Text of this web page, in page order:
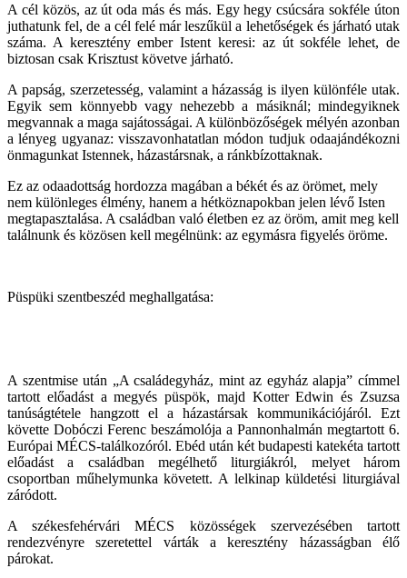
A cél közös, az út oda más és más. Egy hegy csúcsára sokféle úton
juthatunk fel, de a cél felé már leszűkül a lehetőségek és járható utak
száma. A keresztény ember Istent keresi: az út sokféle lehet, de
biztosan csak Krisztust követve járható.
A papság, szerzetesség, valamint a házasság is ilyen különféle utak.
Egyik sem könnyebb vagy nehezebb a másiknál; mindegyiknek
megvannak a maga sajátosságai. A különbözőségek mélyén azonban
a lényeg ugyanaz: visszavonhatatlan módon tudjuk odaajándékozni
önmagunkat Istennek, házastársnak, a ránkbízottaknak.
Ez az odaadottság hordozza magában a békét és az örömet, mely
nem különleges élmény, hanem a hétköznapokban jelen lévő Isten
megtapasztalása. A családban való életben ez az öröm, amit meg kell
találnunk és közösen kell megélnünk: az egymásra figyelés öröme.
Püspüki szentbeszéd meghallgatása:
A szentmise után „A családegyház, mint az egyház alapja” címmel
tartott előadást a megyés püspök, majd Kotter Edwin és Zsuzsa
tanúságtétele hangzott el a házastársak kommunikációjáról. Ezt
követte Dobóczi Ferenc beszámolója a Pannonhalmán megtartott 6.
Európai MÉCS-találkozóról. Ebéd után két budapesti katekéta tartott
előadást a családban megélhető liturgiákról, melyet három
csoportban műhelymunka követett. A lelkinap küldetési liturgiával
záródott.
A székesfehérvári MÉCS közösségek szervezésében tartott
rendezvényre szeretettel várták a keresztény házasságban élő
párokat.